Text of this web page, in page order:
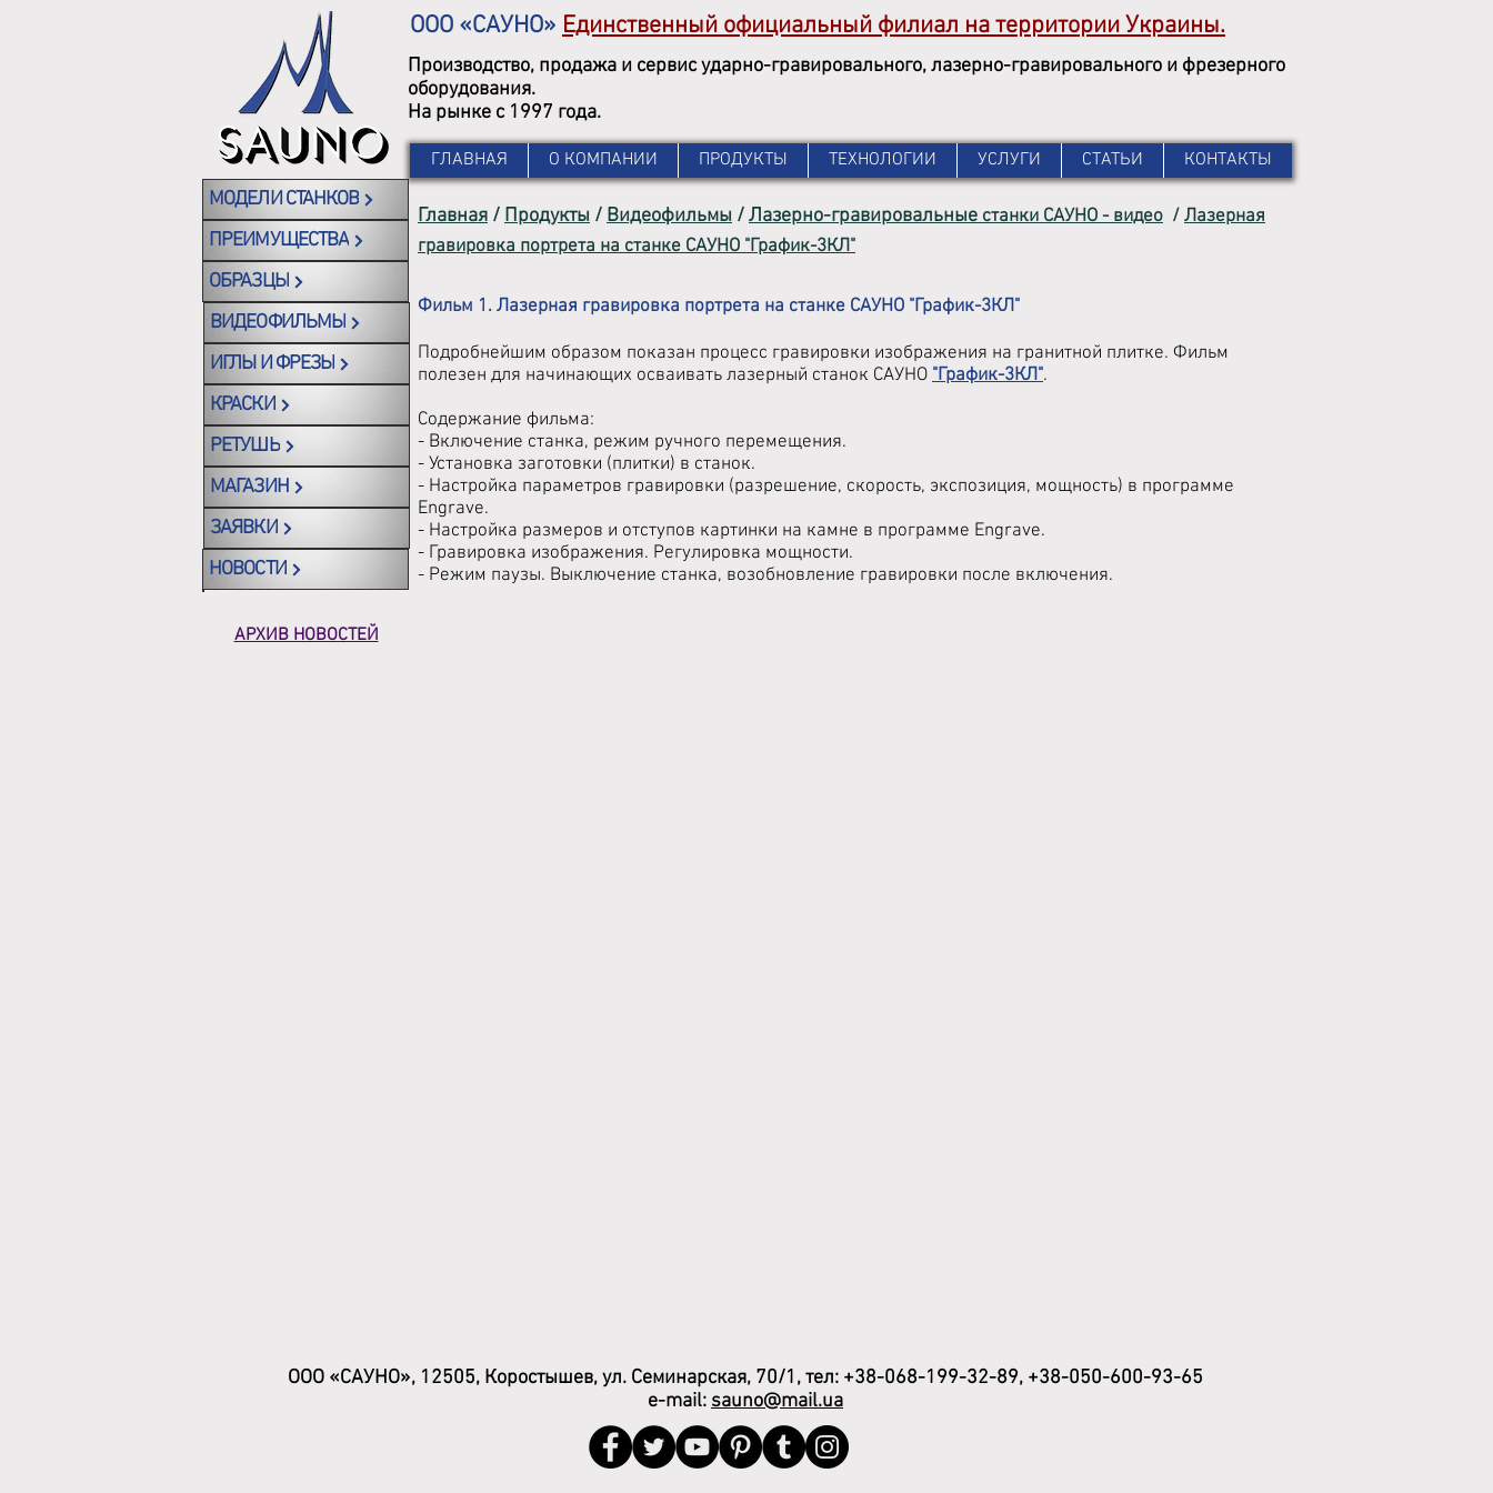
ООО «САУНО» Единственный официальный филиал натерриторииУкраины.
Производство, продажа и сервис ударно-гравировального, лазерно-гравировального и фрезерного
оборудования.
На рынке с 1997 года.
ГЛАВНАЯ О КОМПАНИИ ПРОДУКТЫ ТЕХНОЛОГИИ УСЛУГИ СТАТЬИ КОНТАКТЫ
Главная / Продукты / Видеофильмы /Лазерно-гравировальныестанки САУНО - видео / Лазерная
гравировка портрета на станке САУНО "График-3КЛ"
Фильм 1. Лазерная гравировка портрета на станке САУНО "График-3КЛ"
Подробнейшим образом показан процесс гравировки изображения на гранитной плитке. Фильм
полезен для начинающих осваивать лазерный станок САУНО "График-3КЛ".
Содержание фильма:
- Включение станка, режим ручного перемещения.
- Установка заготовки (плитки) в станок.
- Настройка параметров гравировки (разрешение, скорость, экспозиция, мощность) в программе
Engrave.
- Настройка размеров и отступов картинки на камне в программе Engrave.
- Гравировка изображения. Регулировка мощности.
- Режим паузы. Выключение станка, возобновление гравировки после включения.
МОДЕЛИ СТАНКОВ
ПРЕИМУЩЕСТВА
ОБРАЗЦЫ
ВИДЕОФИЛЬМЫ
ИГЛЫ И ФРЕЗЫ
КРАСКИ
РЕТУШЬ
МАГАЗИН
ЗАЯВКИ
НОВОСТИ
АРХИВ НОВОСТЕЙ
ООО «САУНО», 12505, Коростышев, ул. Семинарская, 70/1, тел: +38-068-199-32-89, +38-050-600-93-65
e-mail: sauno@mail.ua